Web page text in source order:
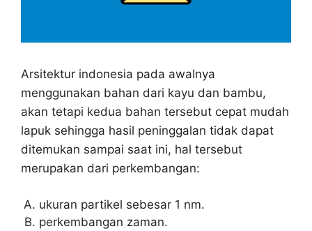
Arsitektur indonesia pada awalnya
menggunakan bahan dari kayu dan bambu,
akan tetapi kedua bahan tersebut cepat mudah
lapuk sehingga hasil peninggalan tidak dapat
ditemukan sampai saat ini, hal tersebut
merupakan dari perkembangan:
ukuran partikel sebesar 1 nm.
perkembangan zaman.